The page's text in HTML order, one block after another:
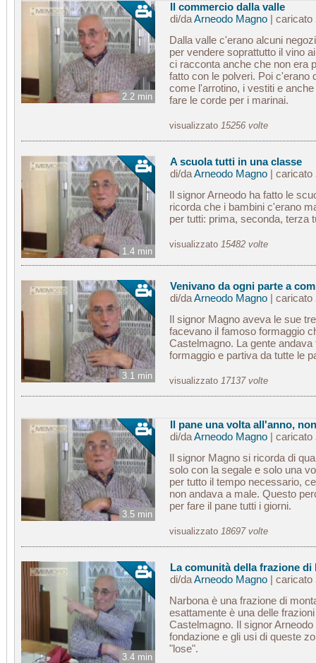
2.2 min
Il commercio dalla valle
di/daArneodo Magno| caricato
Dalla valle c'erano alcuni
per vendere soprattutto il vino
ci racconta anche che non era
fatto con le polveri. Poi c'erano
come l'arrotino, i vestiti e
fare le corde per i marinai.
visualizzato 15256 volte
1.4 min
A scuola tutti in una classe
di/daArneodo Magno| caricato
Il signor Arneodo ha fatto le
ricorda che i bambini c'erano
per tutti: prima, seconda, terza
visualizzato 15482 volte
3.1 min
Venivano da ogni parte a
di/daArneodo Magno| caricato
Il signor Magno aveva le sue
facevano il famoso formaggio
Castelmagno. La gente
formaggio e partiva da tutte le
visualizzato 17137 volte
3.5 min
Il pane una volta all'anno,
di/daArneodo Magno| caricato
Il signor Magno si ricorda di
solo con la segale e solo una
per tutto il tempo necessario,
non andava a male. Questo
per fare il pane tutti i giorni.
visualizzato 18697 volte
3.4 min
La comunità della frazione di
di/daArneodo Magno| caricato
Narbona è una frazione di
esattamente è una delle
Castelmagno. Il signor
fondazione e gli usi di queste
"lose".